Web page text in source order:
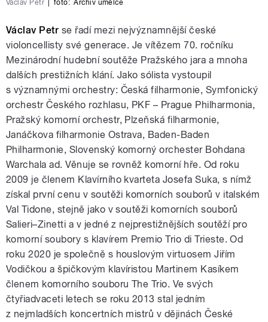
Václav Petr foto: Archiv umělce
Václav Petr se řadí mezi nejvýznamnější české
violoncellisty své generace. Je vítězem 70. ročníku
Mezinárodní hudební soutěže Pražského jara a mnoha
dalších prestižních klání. Jako sólista vystoupil
s významnými orchestry: Česká filharmonie, Symfonický
orchestr Českého rozhlasu, PKF – Prague Philharmonia,
Pražský komorní orchestr, Plzeňská filharmonie,
Janáčkova filharmonie Ostrava, Baden-Baden
Philharmonie, Slovenský komorný orchester Bohdana
Warchala ad. Věnuje se rovněž komorní hře. Od roku
2009 je členem Klavírního kvarteta Josefa Suka, s nímž
získal první cenu v soutěži komorních souborů v italském
Val Tidone, stejně jako v soutěži komorních souborů
Salieri–Zinetti a v jedné z nejprestižnějších soutěží pro
komorní soubory s klavírem Premio Trio di Trieste. Od
roku 2020 je společně s houslovým virtuosem Jiřím
Vodičkou a špičkovým klavíristou Martinem Kasíkem
členem komorního souboru The Trio. Ve svých
čtyřiadvaceti letech se roku 2013 stal jedním
z nejmladších koncertních mistrů v dějinách České